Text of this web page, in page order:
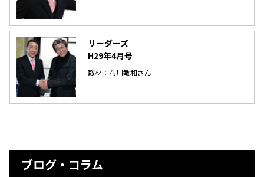
リーダーズ
H29年4月号
取材：布川敏和さん
ブログ・コラム